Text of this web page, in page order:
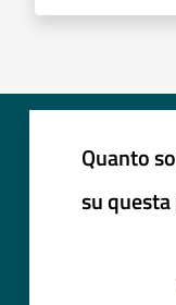
Quanto
su